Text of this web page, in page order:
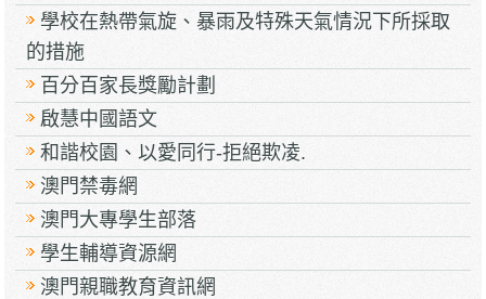
學校在熱帶氣旋、暴雨及特殊天氣情況下所採取
的措施
百分百家長獎勵計劃
啟慧中國語文
和諧校園、以愛同行-拒絕欺凌.
澳門禁毒網
澳門大專學生部落
學生輔導資源網
澳門親職教育資訊網